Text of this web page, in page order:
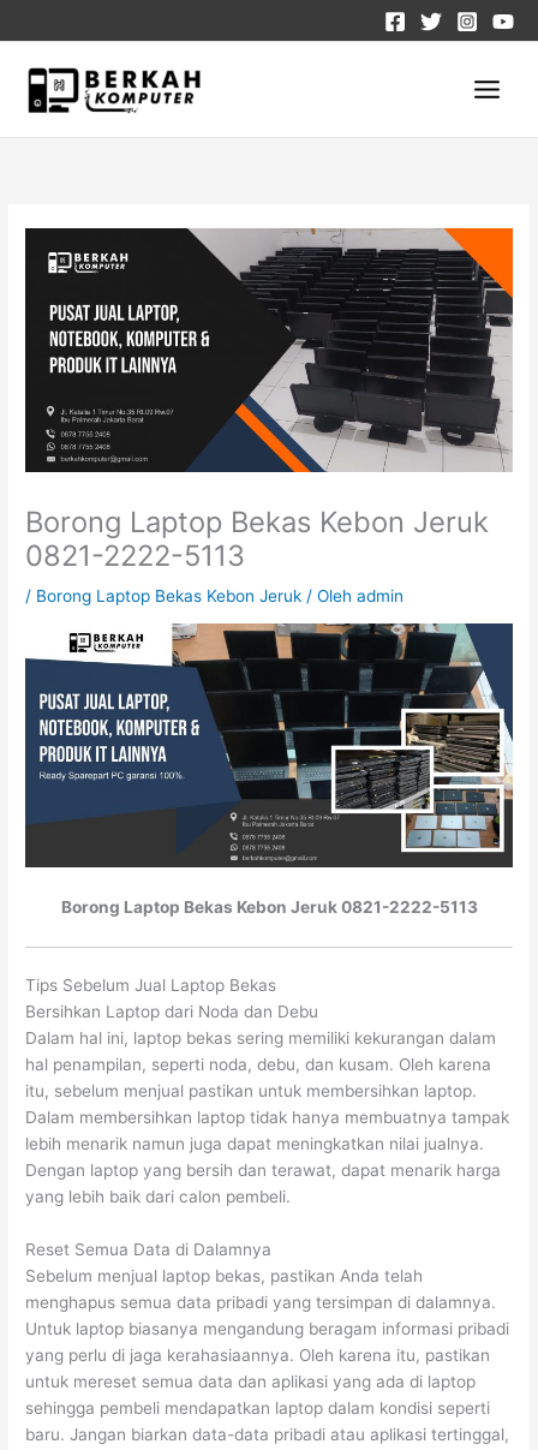
ke
konten
Borong Laptop Bekas Kebon Jeruk
0821-2222-5113
/ Borong Laptop Bekas Kebon Jeruk / Olehadmin
Borong Laptop Bekas Kebon Jeruk 0821-2222-5113
Tips Sebelum Jual Laptop Bekas
Bersihkan Laptop dari Noda dan Debu
Dalam hal ini, laptop bekas sering memiliki kekurangan dalam
hal penampilan, seperti noda, debu, dan kusam. Oleh karena
itu, sebelum menjual pastikan untuk membersihkan laptop.
Dalam membersihkan laptop tidak hanya membuatnya tampak
lebih menarik namun juga dapat meningkatkan nilai jualnya.
Dengan laptop yang bersih dan terawat, dapat menarik harga
yang lebih baik dari calon pembeli.
Reset Semua Data di Dalamnya
Sebelum menjual laptop bekas, pastikan Anda telah
menghapus semua data pribadi yang tersimpan di dalamnya.
Untuk laptop biasanya mengandung beragam informasi pribadi
yang perlu di jaga kerahasiaannya. Oleh karena itu, pastikan
untuk mereset semua data dan aplikasi yang ada di laptop
sehingga pembeli mendapatkan laptop dalam kondisi seperti
baru. Jangan biarkan data-data pribadi atau aplikasi tertinggal,
a
r
i